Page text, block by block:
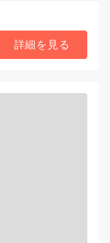
詳細を見る